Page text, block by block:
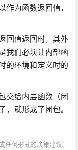
为函数返回值，
回值返回时，其外
我们必须让内部函
的环境和定义时的
交给内层函数（闭
就形成了闭包。
何形式的决策建议、